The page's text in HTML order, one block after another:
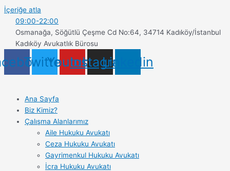
İçeriğe atla
09:00-22:00
Osmanağa, Söğütlü Çeşme Cd No:64, 34714 Kadıköy/İstanbul
Kadıköy Avukatlık Bürosu
TwitterYoutube
InstagramLinkedin
Ana Sayfa
Biz Kimiz?
Çalışma Alanlarımız
Aile Hukuku Avukatı
Ceza Hukuku Avukatı
Gayrimenkul Hukuku Avukatı
İcra Hukuku Avukatı